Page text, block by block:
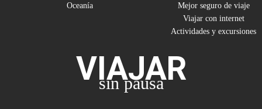
Oceanía
Mejor seguro de viaje
Viajar con internet
Actividades y excursiones
VIAJAR
sin pausa